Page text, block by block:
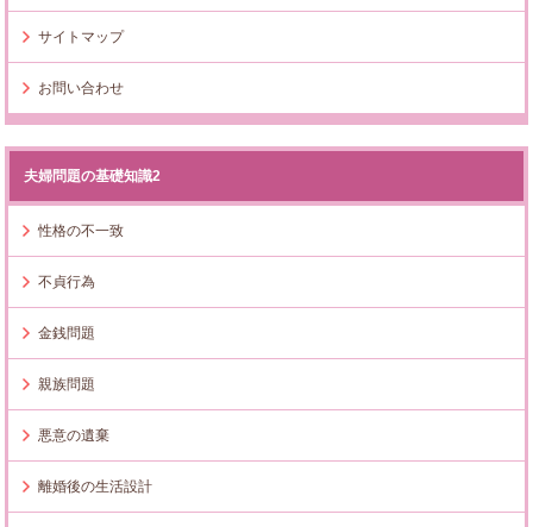
サイトマップ
お問い合わせ
夫婦問題の基礎知識2
性格の不一致
不貞行為
金銭問題
親族問題
悪意の遺棄
離婚後の生活設計